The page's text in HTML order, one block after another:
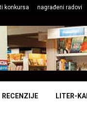
konkursa nagrađeni radovi
RECENZIJE LITER-